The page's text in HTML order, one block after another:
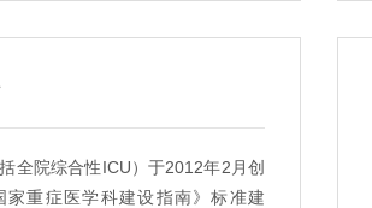
全院综合性ICU）于2012年2月创
家重症医学科建设指南》标准建